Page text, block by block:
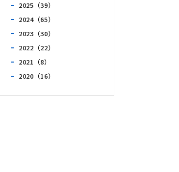
2025（39）
2024（65）
2023（30）
2022（22）
2021（8）
2020（16）